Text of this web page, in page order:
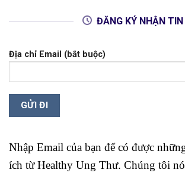
ĐĂNG KÝ NHẬN TIN
Địa chỉ Email (bắt buộc)
Nhập Email của bạn để có được
ích từ Healthy Ung Thư. Chúng tôi